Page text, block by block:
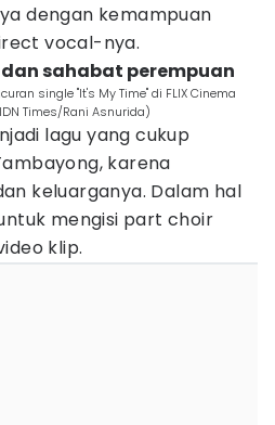
dengan kemampuan
vocal-nya.
sahabat perempuan
single "It's My Time" di FLIX Cinema
Times/Rani Asnurida)
lagu yang cukup
karena
keluarganya. Dalam hal
mengisi part choir
klip.